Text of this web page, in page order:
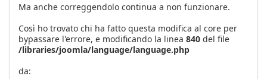
Ma anche correggendolo continua a non funzionare.
Così ho trovato chi ha fatto questa modifica al core per
bypassare l'errore, e modificando la linea 840 del file
/libraries/joomla/language/language.php
da: